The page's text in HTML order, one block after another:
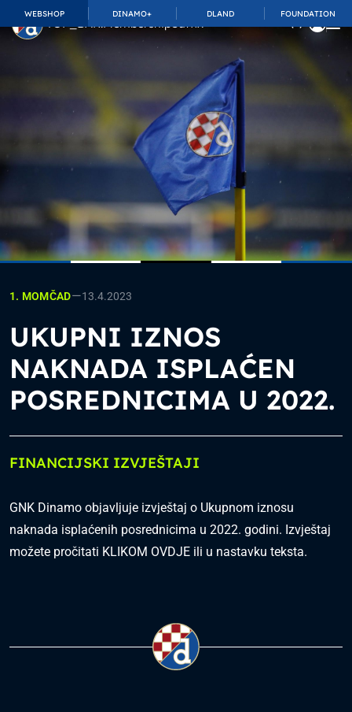
WEBSHOP DINAMO+ DLAND FOUNDATION
TOP_BAR.MembershipSuffix
1. MOMČAD—13.4.2023
UKUPNI IZNOS
NAKNADA ISPLAĆEN
POSREDNICIMA U 2022.
FINANCIJSKI IZVJEŠTAJI
GNK Dinamo objavljuje izvještaj o Ukupnom iznosu
naknada isplaćenih posrednicima u 2022. godini. Izvještaj
možete pročitati KLIKOM OVDJE ili u nastavku teksta.